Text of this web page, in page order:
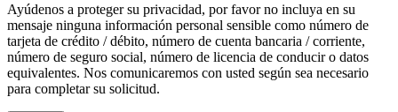
Ayúdenos a proteger su privacidad, por favor no incluya en su
mensaje ninguna información personal sensible como número de
tarjeta de crédito / débito, número de cuenta bancaria / corriente,
número de seguro social, número de licencia de conducir o datos
equivalentes. Nos comunicaremos con usted según sea necesario
para completar su solicitud.